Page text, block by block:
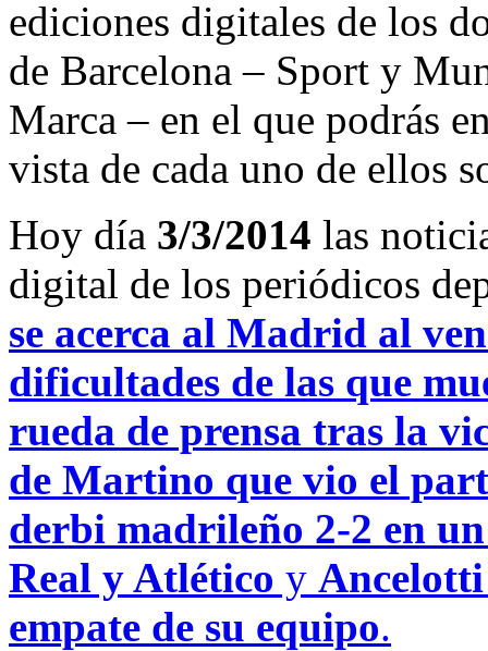
ediciones digitales de los
de Barcelona – Sport y
Marca – en el que podrás
vista de cada uno de ellos
Hoy día 3/3/2014 las
digital de los periódicos
se acerca al Madrid al
dificultades de las que
rueda de prensa tras la
de Martino que vio el
derbi madrileño 2-2 en
Real y Atlético y Ancelotti
empate de su equipo.